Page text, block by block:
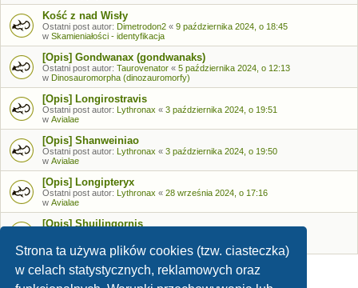
Strona ta używa plików cookies (tzw. ciasteczka)
w celach statystycznych, reklamowych oraz
Kość z nad Wisły
Ostatni post autor: Dimetrodon2 « 9 października 2024, o 18:45
w Skamieniałości - identyfikacja
[Opis] Gondwanax (gondwanaks)
Ostatni post autor: Taurovenator « 5 października 2024, o 12:13
w Dinosauromorpha (dinozauromorfy)
[Opis] Longirostravis
Ostatni post autor: Lythronax « 3 października 2024, o 19:51
w Avialae
[Opis] Shanweiniao
Ostatni post autor: Lythronax « 3 października 2024, o 19:50
w Avialae
[Opis] Longipteryx
Ostatni post autor: Lythronax « 28 września 2024, o 17:16
w Avialae
[Opis] Shuilingornis